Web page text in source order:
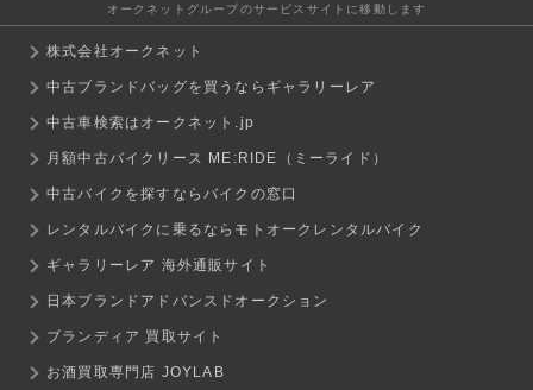
オークネットグループのサービスサイトに移動します
株式会社オークネット
中古ブランドバッグを買うならギャラリーレア
中古車検索はオークネット.jp
月額中古バイクリース ME:RIDE（ミーライド）
中古バイクを探すならバイクの窓口
レンタルバイクに乗るならモトオークレンタルバイク
ギャラリーレア 海外通販サイト
日本ブランドアドバンスドオークション
ブランディア 買取サイト
お酒買取専門店 JOYLAB